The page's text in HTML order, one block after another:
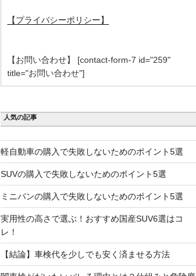
【プライバシーポリシー】
【お問い合わせ】 [contact-form-7 id="259"
title="お問い合わせ"]
人気の記事
軽自動車の購入で失敗しないためのポイント5選
SUVの購入で失敗しないためのポイント5選
ミニバンの購入で失敗しないためのポイント5選
実用性の高さで選ぶ！おすすめ国産SUV6選はコ
レ！
【結論】車検代を少しでも安く済ませる方法